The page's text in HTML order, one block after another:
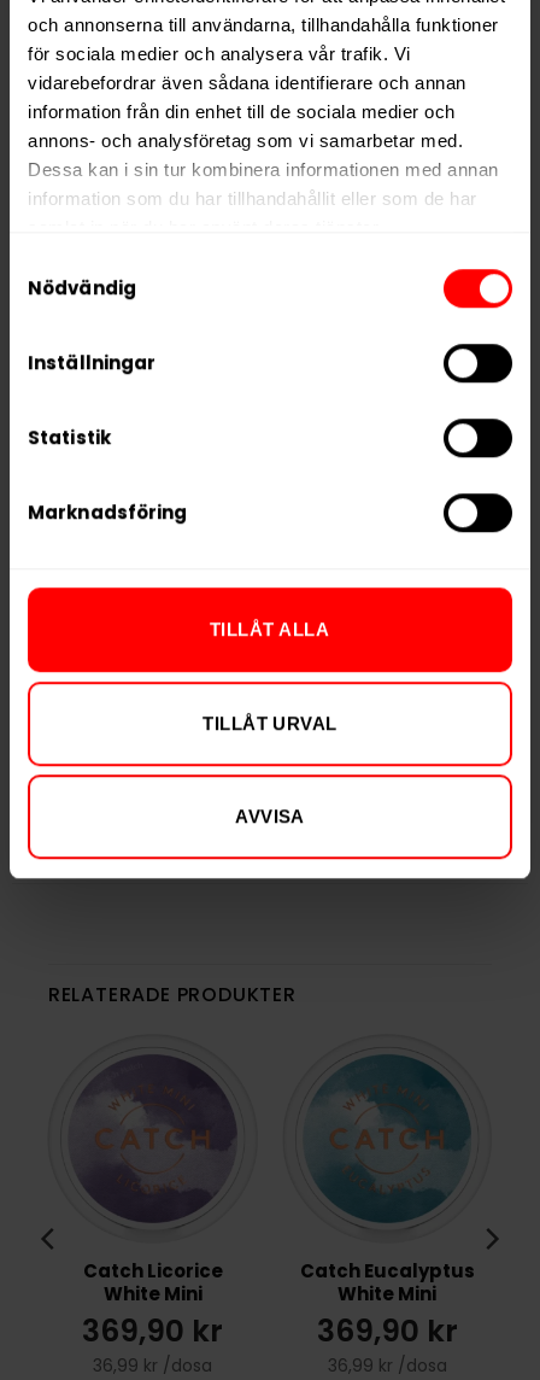
och annonserna till användarna, tillhandahålla funktioner
för sociala medier och analysera vår trafik. Vi
vidarebefordrar även sådana identifierare och annan
information från din enhet till de sociala medier och
annons- och analysföretag som vi samarbetar med.
Dessa kan i sin tur kombinera informationen med annan
information som du har tillhandahållit eller som de har
We work with
who may receive and
Nödvändig
Inställningar
Statistik
Marknadsföring
TILLÅT ALLA
TILLÅT URVAL
AVVISA
smakämnen, salmiak och lakritspulver. Denna unika
blandning av ingredienser säkerställer en
högkvalitativ produkt som levererar en autentisk och
tillfredsställande smakupplevelse.
För mildare variant, kika påLundgrens Norrland.
Typ
Format
Nikotin per gram
17,3 mg/g
15,1 mg
Nikotin per dosa
Vikt per portion
0,9 g
Tillverkare
BAT
RELATERADE PRODUKTER
Catch Licorice
White Mini
369,90 kr
36,99 kr /dosa
Catch Eucalyptus
White Mini
369,90 kr
36,99 kr /dosa